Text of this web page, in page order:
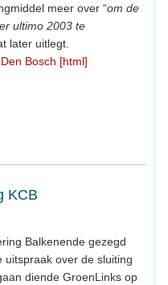
meer over “om de
ultimo 2003 te
later uitlegt.
Bosch [html]
KCB
Balkenende gezegd
uitspraak over de sluiting
diende GroenLinks op